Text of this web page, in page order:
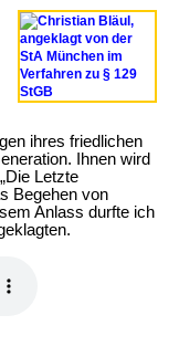
ihres friedlichen
Ihnen wird
Letzte
Begehen von
Anlass durfte ich